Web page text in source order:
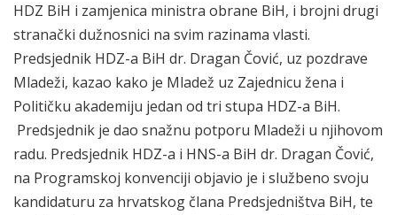
HDZ BiH i zamjenica ministra obrane BiH, i brojni drugi
stranački dužnosnici na svim razinama vlasti.
Predsjednik HDZ-a BiH dr. Dragan Čović, uz pozdrave
Mladeži, kazao kako je Mladež uz Zajednicu žena i
Političku akademiju jedan od tri stupa HDZ-a BiH.
Predsjednik je dao snažnu potporu Mladeži u njihovom
radu. Predsjednik HDZ-a i HNS-a BiH dr. Dragan Čović,
na Programskoj konvenciji objavio je i službeno svoju
kandidaturu za hrvatskog člana Predsjedništva BiH, te